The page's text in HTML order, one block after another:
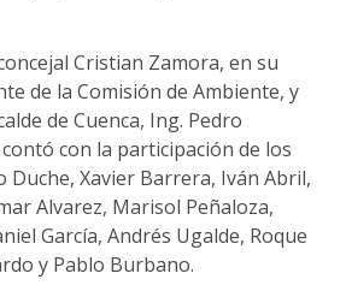
Cristian Zamora, en su
de la Comisión de Ambiente, y
de Cuenca, Ing. Pedro
con la participación de los
Duche, Xavier Barrera, Iván Abril,
Alvarez, Marisol Peñaloza,
García, Andrés Ugalde, Roque
y Pablo Burbano.